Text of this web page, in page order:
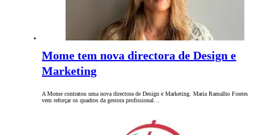
Mome tem nova directora de Design e
Marketing
A Mome contratou uma nova directora de Design e Marketing. Maria Ramalho Fontes
vem reforçar os quadros da gestora profissional…